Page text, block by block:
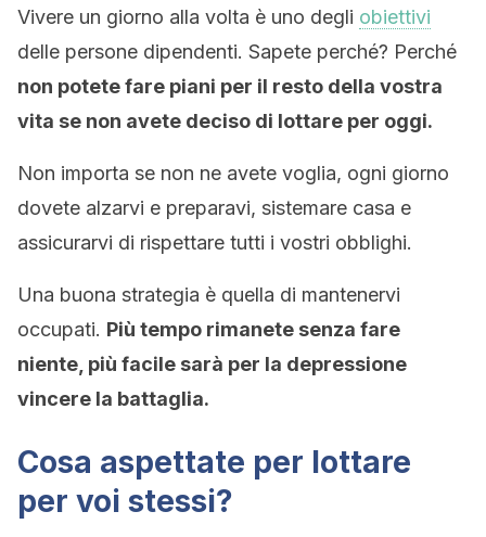
Vivere un giorno alla volta è uno degli obiettivi
delle persone dipendenti. Sapete perché? Perché
non potete fare piani per il resto della vostra
vita se non avete deciso di lottare per oggi.
Non importa se non ne avete voglia, ogni giorno
dovete alzarvi e preparavi, sistemare casa e
assicurarvi di rispettare tutti i vostri obblighi.
Una buona strategia è quella di mantenervi
occupati. Più tempo rimanete senza fare
niente, più facile sarà per la depressione
vincere la battaglia.
Cosa aspettate per lottare
per voi stessi?